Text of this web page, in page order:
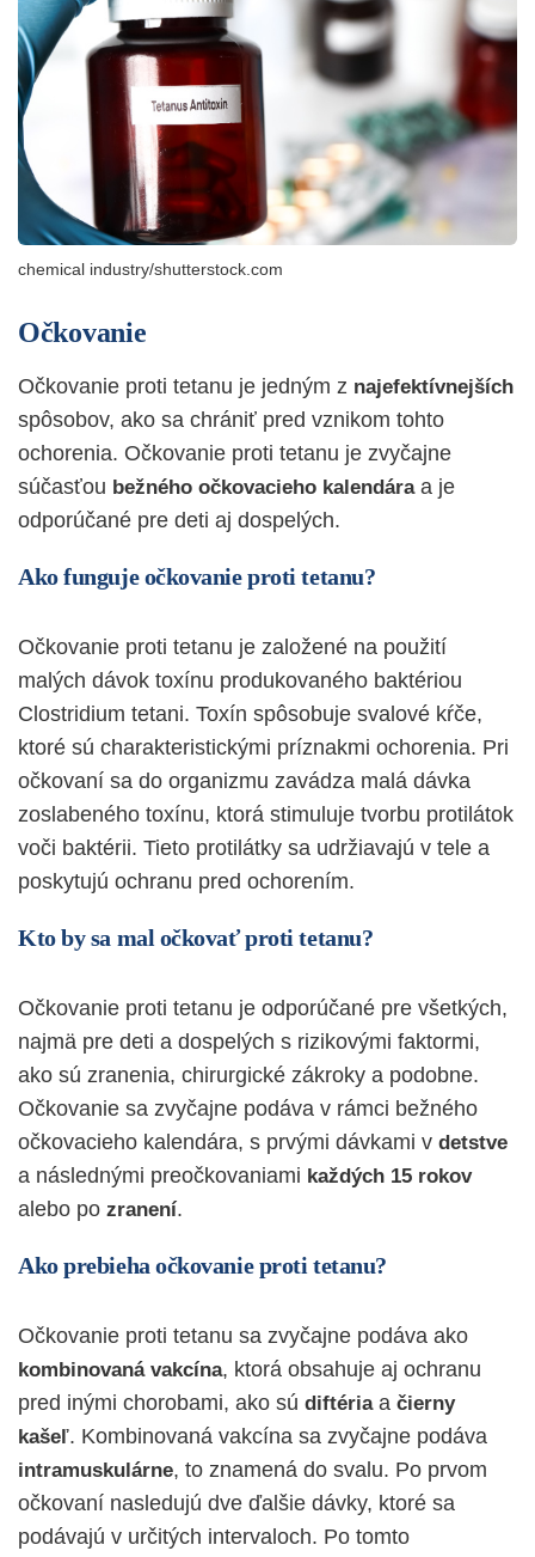
chemical industry/shutterstock.com
Očkovanie
Očkovanie proti tetanu je jedným z najefektívnejších
spôsobov, ako sa chrániť pred vznikom tohto
ochorenia. Očkovanie proti tetanu je zvyčajne
súčasťou bežného očkovacieho kalendáraa je
odporúčané pre deti aj dospelých.
Ako funguje očkovanie proti tetanu?
Očkovanie proti tetanu je založené na použití
malých dávok toxínu produkovaného baktériou
Clostridium tetani. Toxín spôsobuje svalové kŕče,
ktoré sú charakteristickými príznakmi ochorenia. Pri
očkovaní sa do organizmu zavádza malá dávka
zoslabeného toxínu, ktorá stimuluje tvorbu protilátok
voči baktérii. Tieto protilátky sa udržiavajú v tele a
poskytujú ochranu pred ochorením.
Kto by sa mal očkovať proti tetanu?
Očkovanie proti tetanu je odporúčané pre všetkých,
najmä pre deti a dospelých s rizikovými faktormi,
ako sú zranenia, chirurgické zákroky a podobne.
Očkovanie sa zvyčajne podáva v rámci bežného
očkovacieho kalendára, s prvými dávkami v detstve
a následnými preočkovaniami každých 15 rokov
alebo po zranení.
Ako prebieha očkovanie proti tetanu?
Očkovanie proti tetanu sa zvyčajne podáva ako
kombinovaná vakcína, ktorá obsahuje aj ochranu
pred inými chorobami, ako sú diftériaa čierny
kašeľ. Kombinovaná vakcína sa zvyčajne podáva
intramuskulárne, to znamená do svalu. Po prvom
očkovaní nasledujú dve ďalšie dávky, ktoré sa
podávajú v určitých intervaloch. Po tomto